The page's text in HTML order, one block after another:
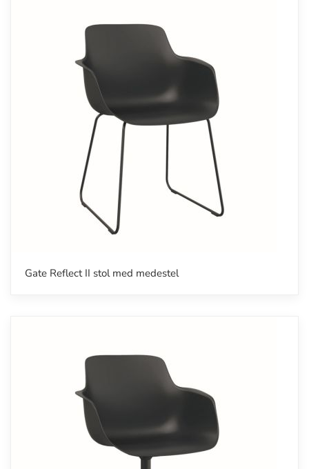
Gate Reflect II stol med medestel